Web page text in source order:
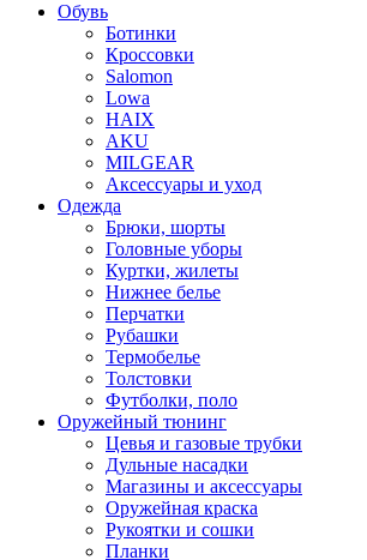
Обувь
Ботинки
Кроссовки
Salomon
Lowa
HAIX
AKU
MILGEAR
Аксессуары и уход
Одежда
Брюки, шорты
Головные уборы
Куртки, жилеты
Нижнее белье
Перчатки
Рубашки
Термобелье
Толстовки
Футболки, поло
Оружейный тюнинг
Цевья и газовые трубки
Дульные насадки
Магазины и аксессуары
Оружейная краска
Рукоятки и сошки
Планки